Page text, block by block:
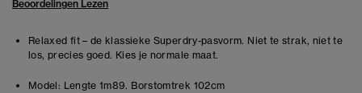
Beoordelingen Lezen
Relaxed fit – de klassieke Superdry-pasvorm. Niet te strak, niet te
los, precies goed. Kies je normale maat.
Model: Lengte 1m89. Borstomtrek 102cm